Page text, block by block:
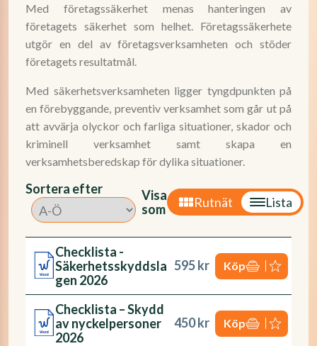
Med företagssäkerhet menas hanteringen av
företagets säkerhet som helhet. Företagssäkerhete
utgör en del av företagsverksamheten och stöder
företagets resultatmål.
Med säkerhetsverksamheten ligger tyngdpunkten på
en förebyggande, preventiv verksamhet som går ut på
att avvärja olyckor och farliga situationer, skador och
kriminell verksamhet samt skapa en
verksamhetsberedskap för dylika situationer.
Sortera efter
Visa
som
Rutnät Lista
Checklista -
Säkerhetsskyddsla
gen 2026
595 kr Köp
Checklista – Skydd
av nyckelpersoner
2026
450 kr Köp